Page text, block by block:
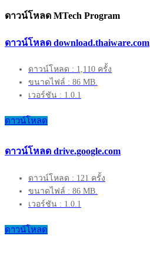
ดาวน์โหลด MTech Program
ดาวน์โหลด download.thaiware.com
ดาวน์โหลด : 1,110 ครั้ง
ขนาดไฟล์ : 86 MB.
เวอร์ชัน : 1.0.1
ดาวน์โหลด
ดาวน์โหลด drive.google.com
ดาวน์โหลด : 121 ครั้ง
ขนาดไฟล์ : 86 MB.
เวอร์ชัน : 1.0.1
ดาวน์โหลด